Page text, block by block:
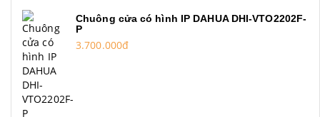
Chuông cửa có hình IP DAHUA DHI-VTO2202F-
P
3.700.000đ